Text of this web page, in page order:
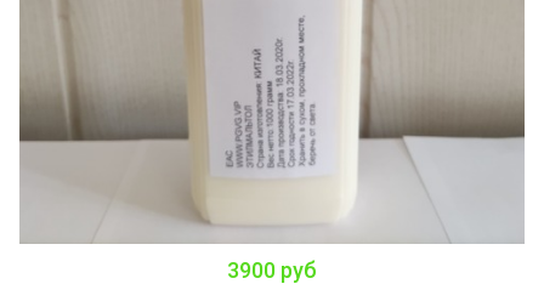
3900 руб